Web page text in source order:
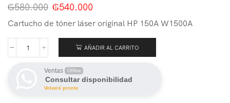
₲580.000 ₲540.000
Cartucho de tóner láser original HP 150A W1500A
AÑADIR AL CARRITO
Ventas Offline
Consultar disponibilidad
Volveré pronto